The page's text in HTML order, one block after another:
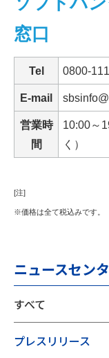
窓口
Tel 0800-
E-mail
営業時
間
10:00～
く）
[注]
※価格は全て税込みです。
ニュースセン
すべて
プレスリリース